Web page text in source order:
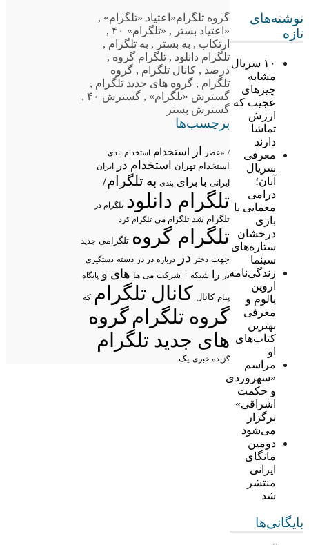
نوشته‌های
تازه
۱۰ سریال
مشابه
چیزهای
عجیب که
ارزش
تماشا
دارند
معرفی
سریال
آبان؛
درامی
معمایی با
بازی
درخشان
ستاره‌های
سینما
زندگی‌نامه
اروین
یالوم و
معرفی
بهترین
کتاب‌های
او
مراسم
«سهروردی
و حکمت
اشراقی»
برگزار
می‌شود
دومین
مانگای
ایرانی
منتشر
شد
بایگانی‌ها
گروه تلگرام«اعتیاد «تلگرام» ,
«اعتیاد بستر , «تلگرام» ۴۰
,
ارتکاب , به بستر , به تلگرام ,
تلگرام دانلود , تلگرام گروه ,
درصد , کانال تلگرام , گروه
تلگرام , گروه های جدید تلگرام ,
گسترش «تلگرام» , گسترش ۴۰
,
گسترش بستر
برچسب‌ها
/ «عصر از استخدام استخدام بندی:
استخدام تهران استخدام در ایران
ایرانی با برای بندی به تلگرام/
تلگرام دانلود تلگرام در
تلگرام شد تلگرام می تلگرام کرد
تلگرام گروه تلگرامی جدید
جهت دختر در درباره در در دسته دستگیری
در
را شبکه + شرکت می ها های و پایگاه
پیام کانال کانال تلگرام که
گروه تلگرامگروه
های جدید تلگرام
گزیده خبری یک